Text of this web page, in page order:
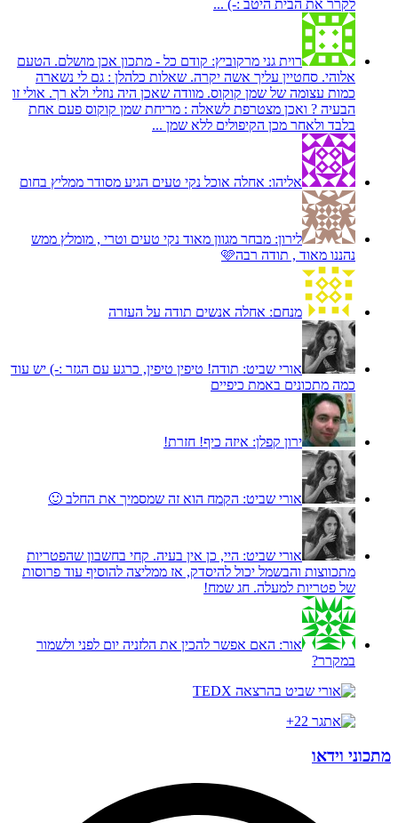
לקרר את הבית היטב :-) ...
רוית גני מרקוביץ: קודם כל - מתכון אכן מושלם. הטעם
אלוהי. סחטיין עליך אשה יקרה. שאלות כלהלן : גם לי נשארה
כמות עצומה של שמן קוקוס. מוודה שאכן היה נוזלי ולא רך. אולי זו
הבעיה ? ואכן מצטרפת לשאלה : מריחת שמן קוקוס פעם אחת
בלבד ולאחר מכן הקיפולים ללא שמן ...
אליהו: אחלה אוכל נקי טעים הגיע מסודר ממליץ בחום
לירון: מבחר מגוון מאוד נקי טעים וטרי , מומלץ ממש
נהננו מאוד , תודה רבה🩷
מנחם: אחלה אנשים תודה על העזרה
אורי שביט: תודה! טיפין טיפין, כרגע עם הגזר :-) יש עוד
כמה מתכונים באמת כיפיים
ירון קפלן: איזה כיף! חזרת!
אורי שביט: הקמח הוא זה שמסמיך את החלב 🙂
אורי שביט: היי, כן אין בעיה. קחי בחשבון שהפטריות
מתכווצות והבשמל יכול להיסדק, אז ממליצה להוסיף עוד פרוסות
של פטריות למעלה. חג שמח!
אור: האם אפשר להכין את הלזניה יום לפני ולשמור
במקרר?
מתכוני וידאו